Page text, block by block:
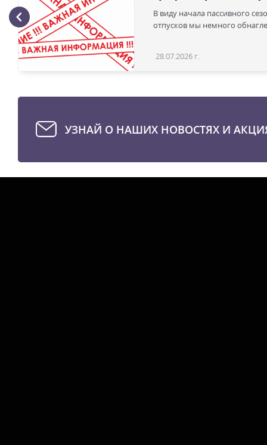
В виду начала пассивного
отпусков мы немного
28.07.2026 г.
УЗНАЙ О НАШИХ НОВОСТЯХ И